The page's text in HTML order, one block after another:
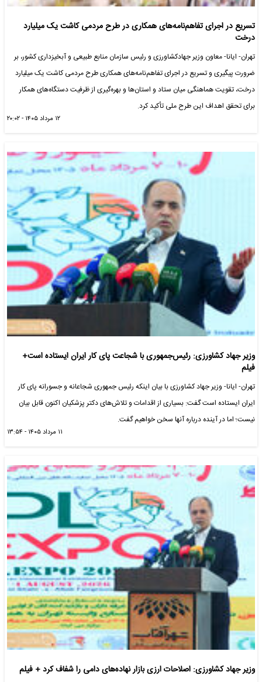
تسریع در اجرای تفاهم‌نامه‌های همکاری در طرح مردمی کاشت یک میلیارد
درخت
تهران- ایانا- معاون وزیر جهادکشاورزی و رئیس سازمان منابع طبیعی و آبخیزداری کشور، بر
ضرورت پیگیری و تسریع در اجرای تفاهم‌نامه‌های همکاری طرح مردمی کاشت یک میلیارد
درخت، تقویت هماهنگی میان ستاد و استان‌ها و بهره‌گیری از ظرفیت دستگاه‌های همکار
برای تحقق اهداف این طرح ملی تأکید کرد.
۱۲ مرداد ۱۴۰۵ - ۲۰:۰۲
وزیر جهاد کشاورزی: رئیس‌جمهوری با شجاعت پای کار ایران ایستاده است+
فیلم
تهران- ایانا- وزیر جهاد کشاورزی با بیان اینکه رئیس جمهوری شجاعانه و جسورانه پای کار
ایران ایستاده است گفت: بسیاری از اقدامات و تلاش‌های دکتر پزشکیان اکنون قابل بیان
نیست؛ اما در آینده درباره آنها سخن خواهیم گفت.
۱۱ مرداد ۱۴۰۵ - ۱۳:۵۴
وزیر جهاد کشاورزی: اصلاحات ارزی بازار نهاده‌های دامی را شفاف کرد + فیلم